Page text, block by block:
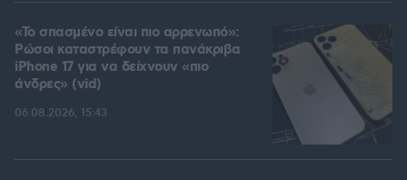
«Το σπασμένο είναι πιο αρρενωπό»:
Ρώσοι καταστρέφουν τα πανάκριβα
iPhone 17 για να δείχνουν «πιο
άνδρες» (vid)
06.08.2026, 15:43